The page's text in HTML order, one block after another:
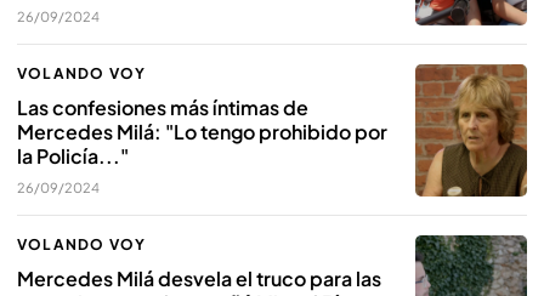
26/09/2024
VOLANDO VOY
Las confesiones más íntimas de
Mercedes Milá: "Lo tengo prohibido por
la Policía..."
26/09/2024
VOLANDO VOY
Mercedes Milá desvela el truco para las